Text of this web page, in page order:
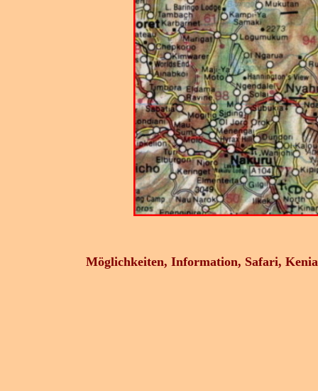
Möglichkeiten, Information, Safari,